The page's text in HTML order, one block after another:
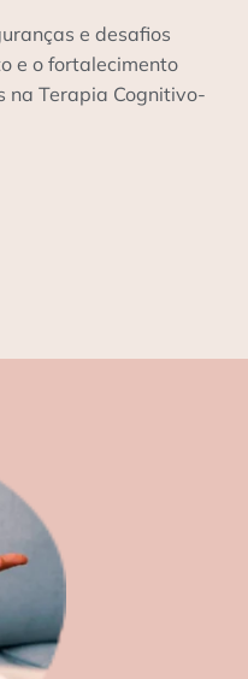
e desafios
e o fortalecimento
na Terapia Cognitivo-